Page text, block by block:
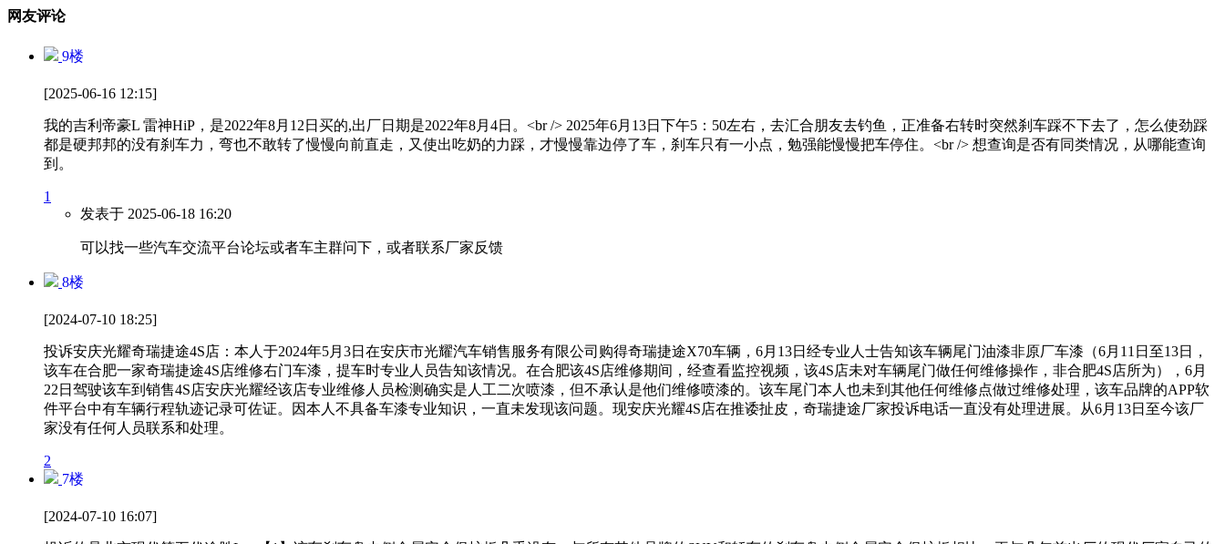
网友评论
9楼
[2025-06-16 12:15]
我的吉利帝豪L 雷神HiP，是2022年8月12日买的,出厂日期是2022年8月4日。<br /> 2025年6月13日下午5：50左右，去汇合朋友去钓鱼，正准备右转时突然刹车踩不下去了，怎么使劲踩
都是硬邦邦的没有刹车力，弯也不敢转了慢慢向前直走，又使出吃奶的力踩，才慢慢靠边停了车，刹车只有一小点，勉强能慢慢把车停住。<br /> 想查询是否有同类情况，从哪能查询
到。
1
发表于 2025-06-18 16:20
可以找一些汽车交流平台论坛或者车主群问下，或者联系厂家反馈
8楼
[2024-07-10 18:25]
投诉安庆光耀奇瑞捷途4S店：本人于2024年5月3日在安庆市光耀汽车销售服务有限公司购得奇瑞捷途X70车辆，6月13日经专业人士告知该车辆尾门油漆非原厂车漆（6月11日至13日，
该车在合肥一家奇瑞捷途4S店维修右门车漆，提车时专业人员告知该情况。在合肥该4S店维修期间，经查看监控视频，该4S店未对车辆尾门做任何维修操作，非合肥4S店所为），6月
22日驾驶该车到销售4S店安庆光耀经该店专业维修人员检测确实是人工二次喷漆，但不承认是他们维修喷漆的。该车尾门本人也未到其他任何维修点做过维修处理，该车品牌的APP软
件平台中有车辆行程轨迹记录可佐证。因本人不具备车漆专业知识，一直未发现该问题。现安庆光耀4S店在推诿扯皮，奇瑞捷途厂家投诉电话一直没有处理进展。从6月13日至今该厂
家没有任何人员联系和处理。
2
7楼
[2024-07-10 16:07]